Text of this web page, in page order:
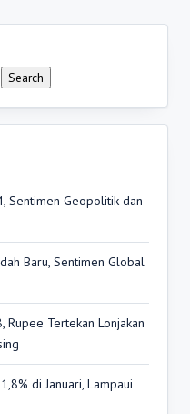
Search
Sentimen Geopolitik dan
Baru, Sentimen Global
Rupee Tertekan Lonjakan
di Januari, Lampaui